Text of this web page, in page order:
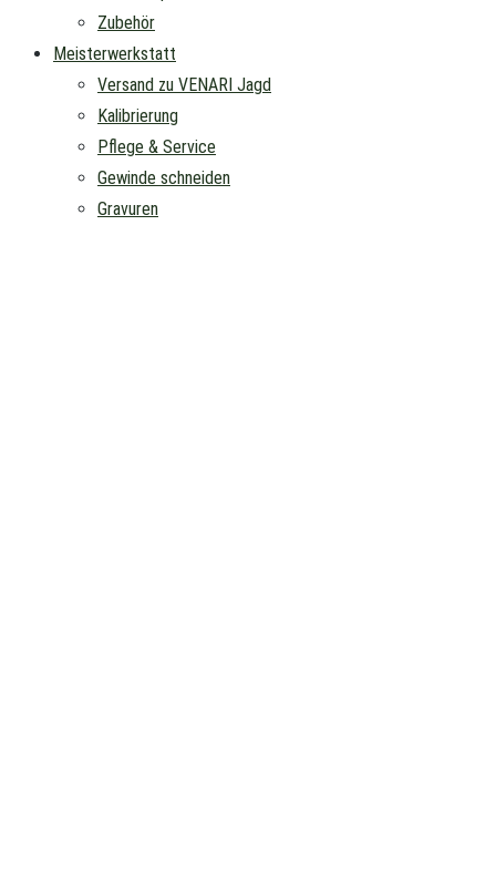
Zubehör
Meisterwerkstatt
Versand zu VENARI Jagd
Kalibrierung
Pflege & Service
Gewinde schneiden
Gravuren